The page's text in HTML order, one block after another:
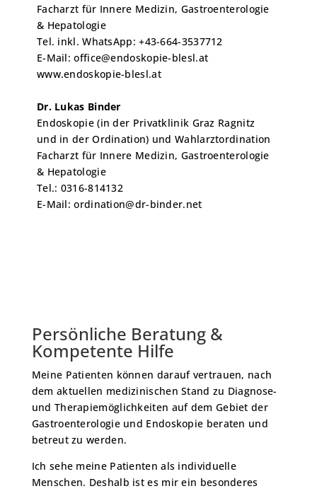
Facharzt für Innere Medizin, Gastroenterologie
& Hepatologie
Tel. inkl. WhatsApp: +43-664-3537712
E-Mail: office@endoskopie-blesl.at
www.endoskopie-blesl.at
Dr. Lukas Binder
Endoskopie (in der Privatklinik Graz Ragnitz
und in der Ordination) und Wahlarztordination
Facharzt für Innere Medizin, Gastroenterologie
& Hepatologie
Tel.: 0316-814132
E-Mail: ordination@dr-binder.net
Persönliche Beratung &
Kompetente Hilfe
Meine Patienten können darauf vertrauen, nach
dem aktuellen medizinischen Stand zu Diagnose-
und Therapiemöglichkeiten auf dem Gebiet der
Gastroenterologie und Endoskopie beraten und
betreut zu werden.
Ich sehe meine Patienten als individuelle
Menschen. Deshalb ist es mir ein besonderes